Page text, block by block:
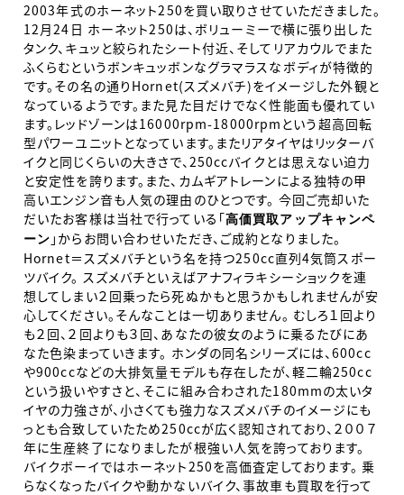
2003年式のホーネット250を買い取りさせていただきました。
12月24日 ホーネット250は、ボリューミーで横に張り出した
タンク、キュッと絞られたシート付近、そしてリアカウルでまた
ふくらむというボンキュッボンなグラマラスなボディが特徴的
です。その名の通りHornet(スズメバチ)をイメージした外観と
なっているようです。また見た目だけでなく性能面も優れてい
ます。レッドゾーンは16000rpm-18000rpmという超高回転
型パワーユニットとなっています。またリアタイヤはリッターバ
イクと同じくらいの大きさで、250ccバイクとは思えない迫力
と安定性を誇ります。また、カムギアトレーンによる独特の甲
高いエンジン音も人気の理由のひとつです。 今回ご売却いた
だいたお客様は当社で行っている「高価買取アップキャンペ
ーン 」からお問い合わせいただき、ご成約となりました。
Hornet＝スズメバチという名を持つ250cc直列4気筒スポー
ツバイク。 スズメバチといえばアナフィラキシーショックを連
想してしまい２回乗ったら死ぬかもと思うかもしれませんが安
心してください。そんなことは一切ありません。 むしろ１回より
も２回、２回よりも３回、あなたの彼女のように乗るたびにあ
なた色染まっていきます。 ホンダの同名シリーズには、600cc
や900ccなどの大排気量モデルも存在したが、軽二輪250cc
という扱いやすさと、そこに組み合わされた180mmの太いタ
イヤの力強さが、小さくても強力なスズメバチのイメージにも
っとも合致していたため250ccが広く認知されており、２００７
年に生産終了になりましたが根強い人気を誇っております。
バイクボーイではホーネット250を高価査定しております。 乗
らなくなったバイクや動かないバイク、事故車も買取を行って